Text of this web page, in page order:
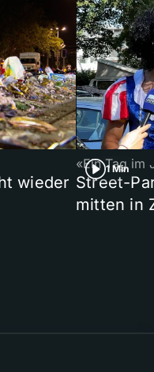
wieder
1 Min
«Ein Tag im
Street-
mitten in